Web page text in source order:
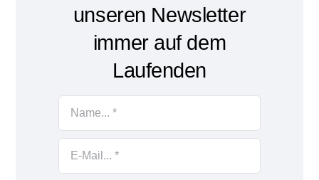
unseren Newsletter
immer auf dem
Laufenden